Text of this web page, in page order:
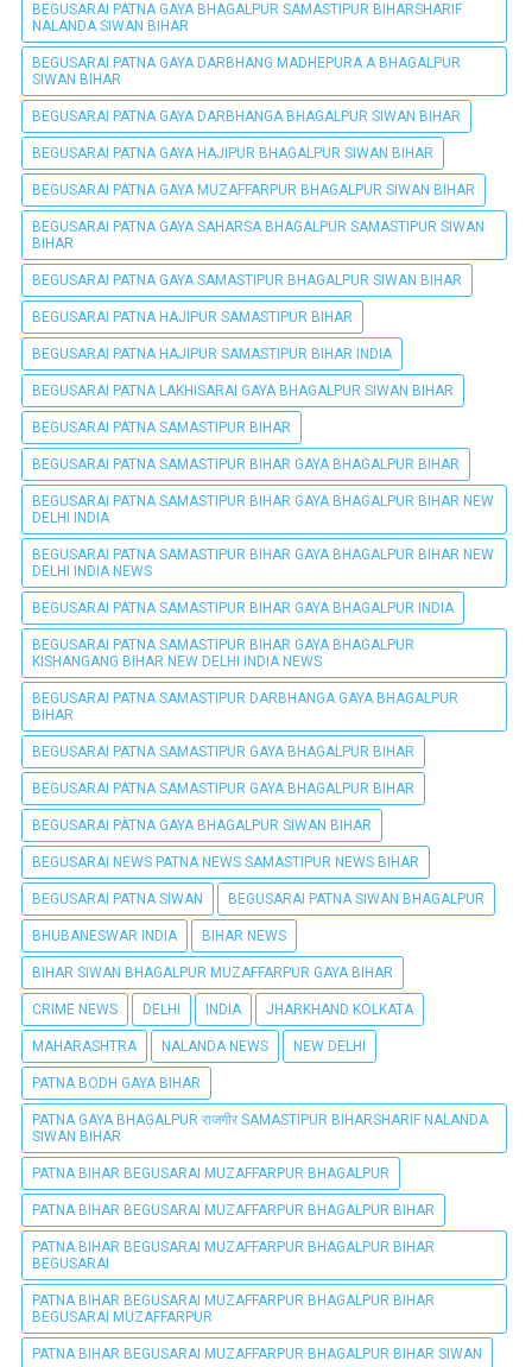
BEGUSARAI PATNA GAYA BHAGALPUR SAMASTIPUR BIHARSHARIF
NALANDA SIWAN BIHAR
BEGUSARAI PATNA GAYA DARBHANG MADHEPURA A BHAGALPUR
SIWAN BIHAR
BEGUSARAI PATNA GAYA DARBHANGA BHAGALPUR SIWAN BIHAR
BEGUSARAI PATNA GAYA HAJIPUR BHAGALPUR SIWAN BIHAR
BEGUSARAI PATNA GAYA MUZAFFARPUR BHAGALPUR SIWAN BIHAR
BEGUSARAI PATNA GAYA SAHARSA BHAGALPUR SAMASTIPUR SIWAN
BIHAR
BEGUSARAI PATNA GAYA SAMASTIPUR BHAGALPUR SIWAN BIHAR
BEGUSARAI PATNA HAJIPUR SAMASTIPUR BIHAR
BEGUSARAI PATNA HAJIPUR SAMASTIPUR BIHAR INDIA
BEGUSARAI PATNA LAKHISARAI GAYA BHAGALPUR SIWAN BIHAR
BEGUSARAI PATNA SAMASTIPUR BIHAR
BEGUSARAI PATNA SAMASTIPUR BIHAR GAYA BHAGALPUR BIHAR
BEGUSARAI PATNA SAMASTIPUR BIHAR GAYA BHAGALPUR BIHAR NEW
DELHI INDIA
BEGUSARAI PATNA SAMASTIPUR BIHAR GAYA BHAGALPUR BIHAR NEW
DELHI INDIA NEWS
BEGUSARAI PATNA SAMASTIPUR BIHAR GAYA BHAGALPUR INDIA
BEGUSARAI PATNA SAMASTIPUR BIHAR GAYA BHAGALPUR
KISHANGANG BIHAR NEW DELHI INDIA NEWS
BEGUSARAI PATNA SAMASTIPUR DARBHANGA GAYA BHAGALPUR
BIHAR
BEGUSARAI PATNA SAMASTIPUR GAYA BHAGALPUR BIHAR
BEGUSARAI PATNA SAMASTIPUR GAYA BHAGALPUR BIHAR
BEGUSARAI PÀTNA GAYA BHAGALPUR SIWAN BIHAR
BEGUSARAI NEWS PATNA NEWS SAMASTIPUR NEWS BIHAR
BEGUSARAI PATNA SIWAN BEGUSARAI PATNA SIWAN BHAGALPUR
BHUBANESWAR INDIA BIHAR NEWS
BIHAR SIWAN BHAGALPUR MUZAFFARPUR GAYA BIHAR
CRIME NEWS DELHI INDIA JHARKHAND KOLKATA
MAHARASHTRA NALANDA NEWS NEW DELHI
PATNA BODH GAYA BIHAR
PATNA GAYA BHAGALPUR राजगीर SAMASTIPUR BIHARSHARIF NALANDA
SIWAN BIHAR
PATNA BIHAR BEGUSARAI MUZAFFARPUR BHAGALPUR
PATNA BIHAR BEGUSARAI MUZAFFARPUR BHAGALPUR BIHAR
PATNA BIHAR BEGUSARAI MUZAFFARPUR BHAGALPUR BIHAR
BEGUSARAI
PATNA BIHAR BEGUSARAI MUZAFFARPUR BHAGALPUR BIHAR
BEGUSARAI MUZAFFARPUR
PATNA BIHAR BEGUSARAI MUZAFFARPUR BHAGALPUR BIHAR SIWAN